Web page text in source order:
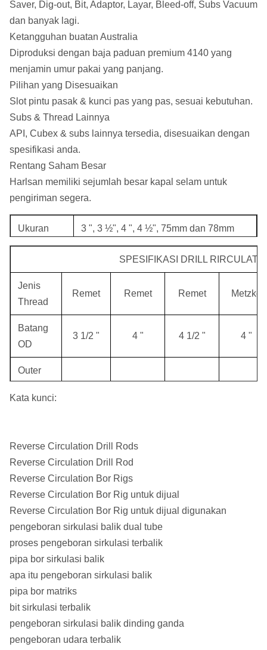
Saver, Dig-out, Bit, Adaptor, Layar, Bleed-off, Subs Vacuum
dan banyak lagi.
Ketangguhan buatan Australia
Diproduksi dengan baja paduan premium 4140 yang
menjamin umur pakai yang panjang.
Pilihan yang Disesuaikan
Slot pintu pasak & kunci pas yang pas, sesuai kebutuhan.
Subs & Thread Lainnya
API, Cubex & subs lainnya tersedia, disesuaikan dengan
spesifikasi anda.
Rentang Saham Besar
Harlsan memiliki sejumlah besar kapal selam untuk
pengiriman segera.
Ukuran 3 ", 3 ½", 4 ", 4 ½", 75mm dan 78mm
Thread
Remet, Metzke, RRE, Westrod, LW, TS
dan benang lainnya
SPESIFIKASI DRILL
Jenis
Thread
Remet Remet Remet Metzke
Batang
OD
3 1/2 " 4 " 4 1/2 " 4 "
Outer
OD
Tube ID
Inner
Tube
OD
38.1mm 50.8mm
ID
tabung
bagian
dalam
32.6mm
Kata kunci:
Reverse Circulation Drill Rods
Reverse Circulation Drill Rod
Reverse Circulation Bor Rigs
Reverse Circulation Bor Rig untuk dijual
Reverse Circulation Bor Rig untuk dijual digunakan
pengeboran sirkulasi balik dual tube
proses pengeboran sirkulasi terbalik
pipa bor sirkulasi balik
apa itu pengeboran sirkulasi balik
pipa bor matriks
bit sirkulasi terbalik
pengeboran sirkulasi balik dinding ganda
pengeboran udara terbalik